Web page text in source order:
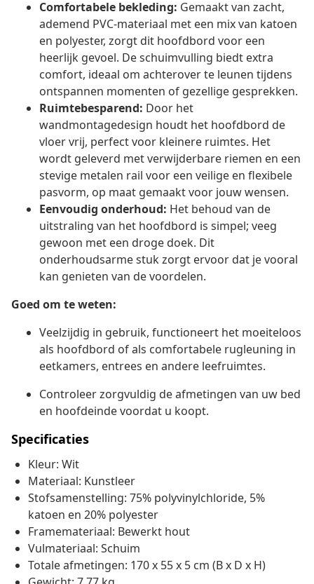
Comfortabele bekleding: Gemaakt van zacht,
ademend PVC-materiaal met een mix van katoen
en polyester, zorgt dit hoofdbord voor een
heerlijk gevoel. De schuimvulling biedt extra
comfort, ideaal om achterover te leunen tijdens
ontspannen momenten of gezellige gesprekken.
Ruimtebesparend: Door het
wandmontagedesign houdt het hoofdbord de
vloer vrij, perfect voor kleinere ruimtes. Het
wordt geleverd met verwijderbare riemen en een
stevige metalen rail voor een veilige en flexibele
pasvorm, op maat gemaakt voor jouw wensen.
Eenvoudig onderhoud: Het behoud van de
uitstraling van het hoofdbord is simpel; veeg
gewoon met een droge doek. Dit
onderhoudsarme stuk zorgt ervoor dat je vooral
kan genieten van de voordelen.
Goed om te weten:
Veelzijdig in gebruik, functioneert het moeiteloos
als hoofdbord of als comfortabele rugleuning in
eetkamers, entrees en andere leefruimtes.
Controleer zorgvuldig de afmetingen van uw bed
en hoofdeinde voordat u koopt.
Specificaties
Kleur: Wit
Materiaal: Kunstleer
Stofsamenstelling: 75% polyvinylchloride, 5%
katoen en 20% polyester
Framemateriaal: Bewerkt hout
Vulmateriaal: Schuim
Totale afmetingen: 170 x 55 x 5 cm (B x D x H)